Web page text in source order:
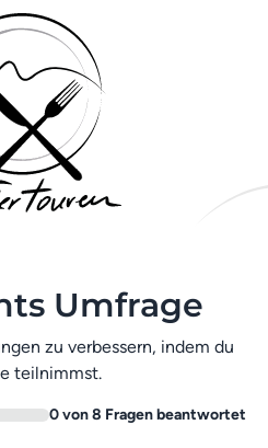
Umfrage
zu verbessern, indem du
teilnimmst.
0 von 8 Fragen beantwortet